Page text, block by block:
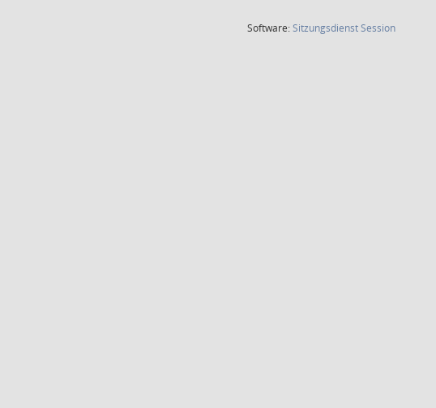
Software:SitzungsdienstSession(Wird in